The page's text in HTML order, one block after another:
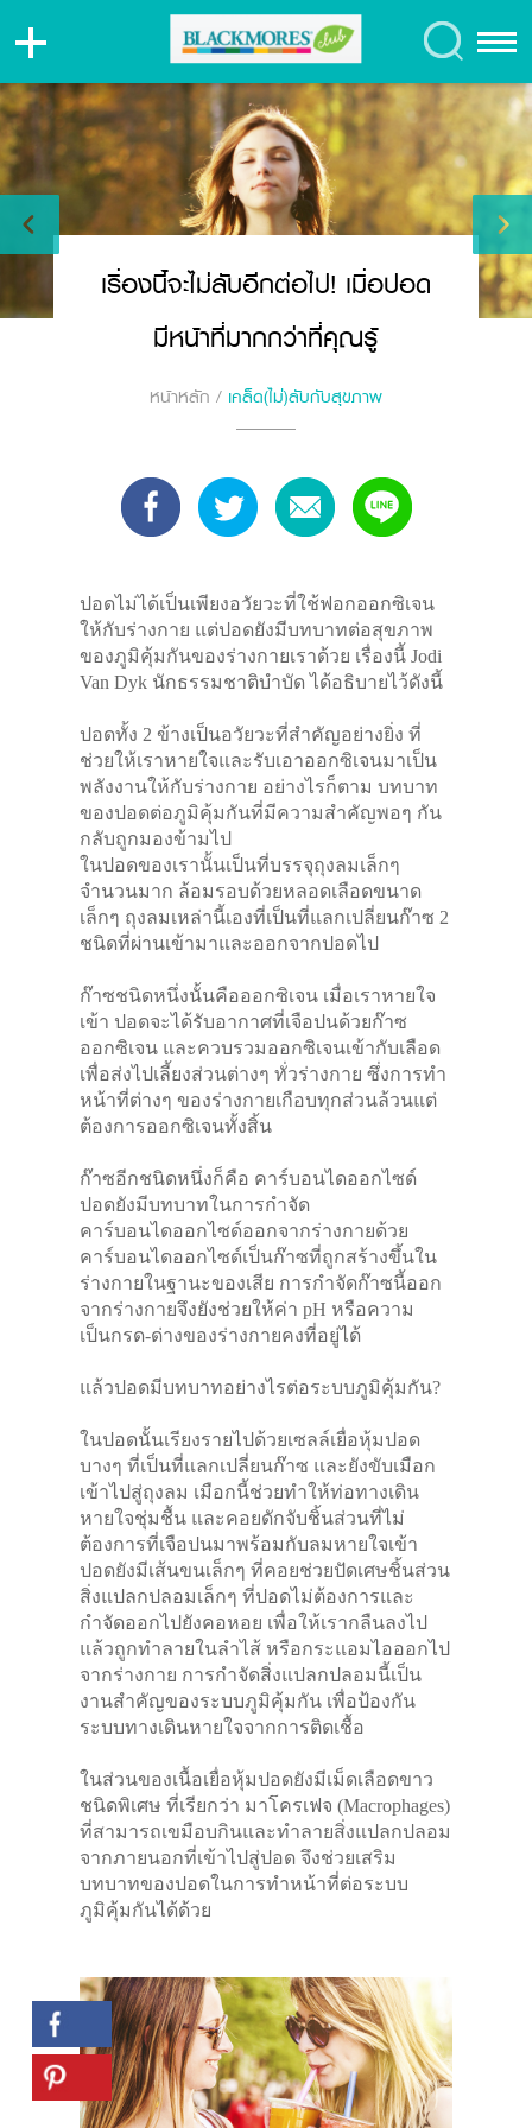
เรื่องนี้จะไม่ลับอีกต่อไป! เมื่อปอด
มีหน้าที่มากกว่าที่คุณรู้
หน้าหลัก / เคล็ด(ไม่)ลับกับสุขภาพ
ปอดไม่ได้เป็นเพียงอวัยวะที่ใช้ฟอกออกซิเจน
ให้กับร่างกาย แต่ปอดยังมีบทบาทต่อสุขภาพ
ของภูมิคุ้มกันของร่างกายเราด้วย เรื่องนี้ Jodi
Van Dyk นักธรรมชาติบำบัด ได้อธิบายไว้ดังนี้
ปอดทั้ง 2 ข้างเป็นอวัยวะที่สำคัญอย่างยิ่ง ที่
ช่วยให้เราหายใจและรับเอาออกซิเจนมาเป็น
พลังงานให้กับร่างกาย อย่างไรก็ตาม บทบาท
ของปอดต่อภูมิคุ้มกันที่มีความสำคัญพอๆ กัน
กลับถูกมองข้ามไป
ในปอดของเรานั้นเป็นที่บรรจุถุงลมเล็กๆ
จำนวนมาก ล้อมรอบด้วยหลอดเลือดขนาด
เล็กๆ ถุงลมเหล่านี้เองที่เป็นที่แลกเปลี่ยนก๊าซ 2
ชนิดที่ผ่านเข้ามาและออกจากปอดไป
ก๊าซชนิดหนึ่งนั้นคือออกซิเจน เมื่อเราหายใจ
เข้า ปอดจะได้รับอากาศที่เจือปนด้วยก๊าซ
ออกซิเจน และควบรวมออกซิเจนเข้ากับเลือด
เพื่อส่งไปเลี้ยงส่วนต่างๆ ทั่วร่างกาย ซึ่งการทำ
หน้าที่ต่างๆ ของร่างกายเกือบทุกส่วนล้วนแต่
ต้องการออกซิเจนทั้งสิ้น
ก๊าซอีกชนิดหนึ่งก็คือ คาร์บอนไดออกไซด์
ปอดยังมีบทบาทในการกำจัด
คาร์บอนไดออกไซด์ออกจากร่างกายด้วย
คาร์บอนไดออกไซด์เป็นก๊าซที่ถูกสร้างขึ้นใน
ร่างกายในฐานะของเสีย การกำจัดก๊าซนี้ออก
จากร่างกายจึงยังช่วยให้ค่า pH หรือความ
เป็นกรด-ด่างของร่างกายคงที่อยู่ได้
แล้วปอดมีบทบาทอย่างไรต่อระบบภูมิคุ้มกัน?
ในปอดนั้นเรียงรายไปด้วยเซลล์เยื่อหุ้มปอด
บางๆ ที่เป็นที่แลกเปลี่ยนก๊าซ และยังขับเมือก
เข้าไปสู่ถุงลม เมือกนี้ช่วยทำให้ท่อทางเดิน
หายใจชุ่มชื้น และคอยดักจับชิ้นส่วนที่ไม่
ต้องการที่เจือปนมาพร้อมกับลมหายใจเข้า
ปอดยังมีเส้นขนเล็กๆ ที่คอยช่วยปัดเศษชิ้นส่วน
สิ่งแปลกปลอมเล็กๆ ที่ปอดไม่ต้องการและ
กำจัดออกไปยังคอหอย เพื่อให้เรากลืนลงไป
แล้วถูกทำลายในลำไส้ หรือกระแอมไอออกไป
จากร่างกาย การกำจัดสิ่งแปลกปลอมนี้เป็น
งานสำคัญของระบบภูมิคุ้มกัน เพื่อป้องกัน
ระบบทางเดินหายใจจากการติดเชื้อ
ในส่วนของเนื้อเยื่อหุ้มปอดยังมีเม็ดเลือดขาว
ชนิดพิเศษ ที่เรียกว่า มาโครเฟจ (Macrophages)
ที่สามารถเขมือบกินและทำลายสิ่งแปลกปลอม
จากภายนอกที่เข้าไปสู่ปอด จึงช่วยเสริม
บทบาทของปอดในการทำหน้าที่ต่อระบบ
ภูมิคุ้มกันได้ด้วย